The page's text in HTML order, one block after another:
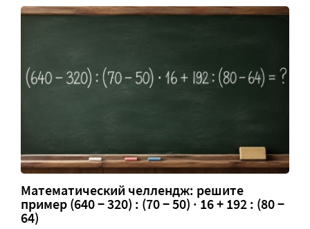
Математический челлендж: решите
пример (640 − 320) : (70 − 50) · 16 + 192 : (80 −
64)